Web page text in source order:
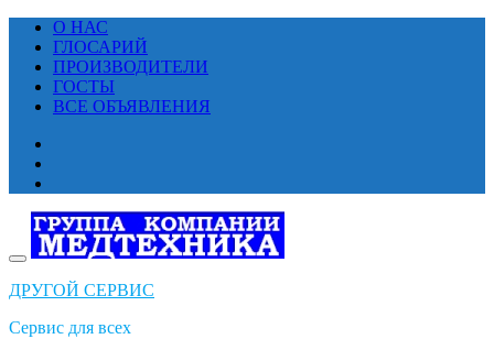
Перейти
содержимому
О НАС
ГЛОСАРИЙ
ПРОИЗВОДИТЕЛИ
ГОСТЫ
ВСЕ ОБЪЯВЛЕНИЯ
ДРУГОЙ СЕРВИС
Сервис для всех